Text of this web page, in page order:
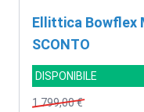
Ellittica Bowflex
SCONTO
DISPONIBILE
1.799,00 €